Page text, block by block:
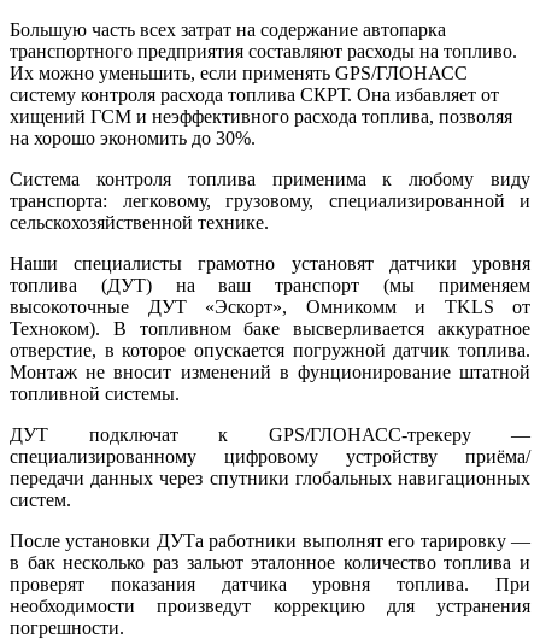
Большую часть всех затрат на содержание автопарка
транспортного предприятия составляют расходы на топливо.
Их можно уменьшить, если применять GPS/ГЛОНАСС
систему контроля расхода топлива СКРТ. Она избавляет от
хищений ГСМ и неэффективного расхода топлива, позволяя
на хорошо экономить до 30%.
Система контроля топлива применима к любому виду
транспорта: легковому, грузовому, специализированной и
сельскохозяйственной технике.
Наши специалисты грамотно установят датчики уровня
топлива (ДУТ) на ваш транспорт (мы применяем
высокоточные ДУТ «Эскорт», Омникомм и TKLS от
Техноком). В топливном баке высверливается аккуратное
отверстие, в которое опускается погружной датчик топлива.
Монтаж не вносит изменений в фунционирование штатной
топливной системы.
ДУТ подключат к GPS/ГЛОНАСС-трекеру —
специализированному цифровому устройству приёма/
передачи данных через спутники глобальных навигационных
систем.
После установки ДУТа работники выполнят его тарировку —
в бак несколько раз зальют эталонное количество топлива и
проверят показания датчика уровня топлива. При
необходимости произведут коррекцию для устранения
погрешности.